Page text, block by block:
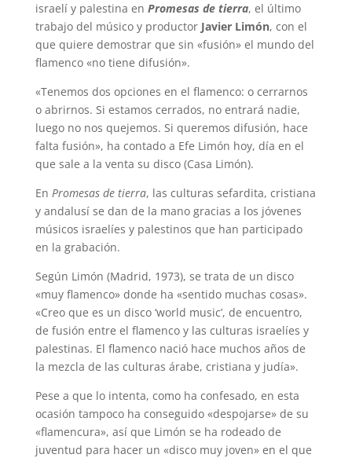
israelí y palestina en Promesas de tierra, el último
trabajo del músico y productorJavier Limón, con el
que quiere demostrar que sin «fusión» el mundo del
flamenco «no tiene difusión».
«Tenemos dos opciones en el flamenco: o cerrarnos
o abrirnos. Si estamos cerrados, no entrará nadie,
luego no nos quejemos. Si queremos difusión, hace
falta fusión», ha contado a Efe Limón hoy, día en el
que sale a la venta su disco (Casa Limón).
En Promesas de tierra, las culturas sefardita, cristiana
y andalusí se dan de la mano gracias a los jóvenes
músicos israelíes y palestinos que han participado
en la grabación.
Según Limón (Madrid, 1973), se trata de un disco
«muy flamenco» donde ha «sentido muchas cosas».
«Creo que es un disco ‘world music’, de encuentro,
de fusión entre el flamenco y las culturas israelíes y
palestinas. El flamenco nació hace muchos años de
la mezcla de las culturas árabe, cristiana y judía».
Pese a que lo intenta, como ha confesado, en esta
ocasión tampoco ha conseguido «despojarse» de su
«flamencura», así que Limón se ha rodeado de
juventud para hacer un «disco muy joven» en el que